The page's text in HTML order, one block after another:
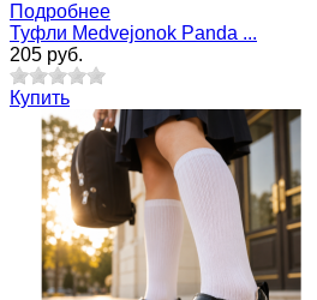
Подробнее
Туфли Medvejonok Panda ...
205 руб.
Купить